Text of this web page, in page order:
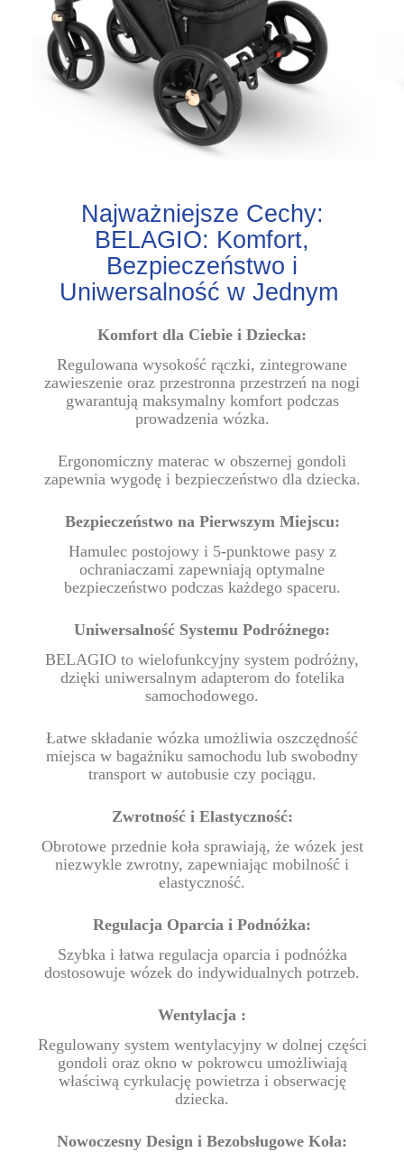
Najważniejsze Cechy:
BELAGIO: Komfort,
Bezpieczeństwo i
Uniwersalność w Jednym
Komfort dla Ciebie i Dziecka:
Regulowana wysokość rączki, zintegrowane
zawieszenie oraz przestronna przestrzeń na nogi
gwarantują maksymalny komfort podczas
prowadzenia wózka.
Ergonomiczny materac w obszernej gondoli
zapewnia wygodę i bezpieczeństwo dla dziecka.
Bezpieczeństwo na Pierwszym Miejscu:
Hamulec postojowy i 5-punktowe pasy z
ochraniaczami zapewniają optymalne
bezpieczeństwo podczas każdego spaceru.
Uniwersalność Systemu Podróżnego:
BELAGIO to wielofunkcyjny system podróżny,
dzięki uniwersalnym adapterom do fotelika
samochodowego.
Łatwe składanie wózka umożliwia oszczędność
miejsca w bagażniku samochodu lub swobodny
transport w autobusie czy pociągu.
Zwrotność i Elastyczność:
Obrotowe przednie koła sprawiają, że wózek jest
niezwykle zwrotny, zapewniając mobilność i
elastyczność.
Regulacja Oparcia i Podnóżka:
Szybka i łatwa regulacja oparcia i podnóżka
dostosowuje wózek do indywidualnych potrzeb.
Wentylacja :
Regulowany system wentylacyjny w dolnej części
gondoli oraz okno w pokrowcu umożliwiają
właściwą cyrkulację powietrza i obserwację
dziecka.
Nowoczesny Design i Bezobsługowe Koła: